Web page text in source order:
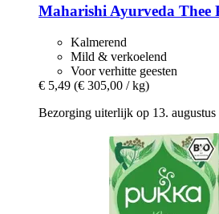
Maharishi Ayurveda Thee
Kalmerend
Mild & verkoelend
Voor verhitte geesten
€ 5,49 (€ 305,00 / kg)
Bezorging uiterlijk op 13. augustus